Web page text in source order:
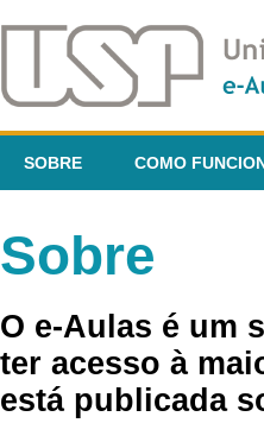
SOBRE COMO
Sobre
O e-Aulas é um
ter acesso à
está publicada